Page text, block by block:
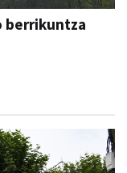
berrikuntza